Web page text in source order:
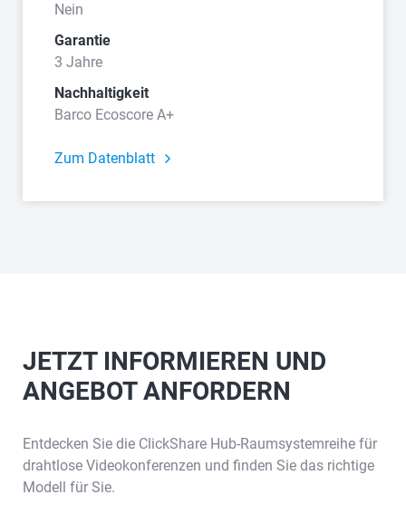
Nein
Garantie
3 Jahre
Nachhaltigkeit
Barco Ecoscore A+
Zum Datenblatt
JETZT INFORMIEREN UND
ANGEBOT ANFORDERN
Entdecken Sie die ClickShare Hub-Raumsystemreihe für
drahtlose Videokonferenzen und finden Sie das richtige
Modell für Sie.